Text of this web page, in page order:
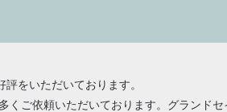
をいただいております。
ご依頼いただいております。グランド